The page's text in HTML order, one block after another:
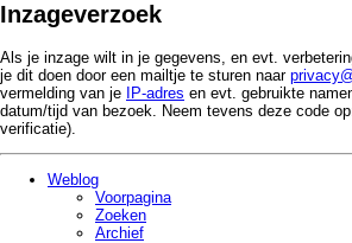
Inzageverzoek
Als je inzage wilt in je gegevens, en evt.
je dit doen door een mailtje te sturen naar
vermelding van je IP-adres en evt. gebruikte
datum/tijd van bezoek. Neem tevens deze code
verificatie).
Weblog
Voorpagina
Zoeken
Archief